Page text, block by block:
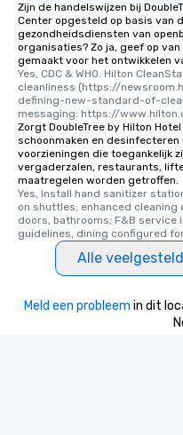
Zijn de handelswijzen bij
Center opgesteld op basis van
gezondheidsdiensten van
organisaties? Zo ja, geef op
gemaakt voor het ontwikkelen
Yes, CDC & WHO. Hilton
cleanliness (https://
defining-new-standard-of-
messaging: https://
Zorgt DoubleTree by Hilton
schoonmaken en desinfecteren
voorzieningen die toegankelijk
vergaderzalen, restaurants,
maatregelen worden getroffen.
Yes, Install hand sanitizer
on shuttles; enhanced cleaning
doors, bathrooms; F&B
guidelines, dining configured
Alle
Meld een probleem in dit